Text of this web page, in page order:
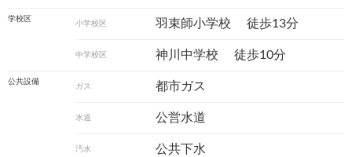
学校区
小学校区 羽束師小学校 徒歩13分
中学校区 神川中学校 徒歩10分
公共設備
ガス 都市ガス
水道 公営水道
汚水 公共下水